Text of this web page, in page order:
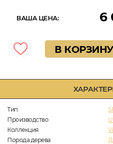
Тип
Производство
Коллекция
Порода дерева
ВАША ЦЕНА: 6
В КОРЗИНУ